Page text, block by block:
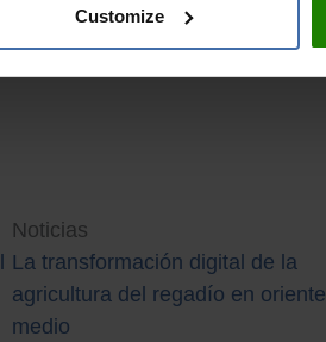
Customize
Noticias
La transformación digital de la
agricultura del regadío en oriente
medio